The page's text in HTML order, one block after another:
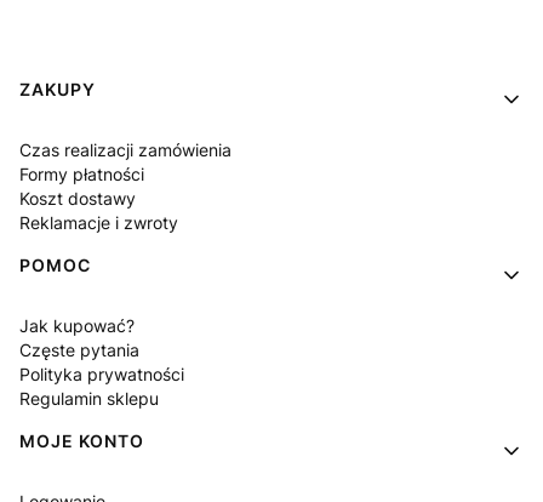
Linki w stopce
ZAKUPY
Czas realizacji zamówienia
Formy płatności
Koszt dostawy
Reklamacje i zwroty
POMOC
Jak kupować?
Częste pytania
Polityka prywatności
Regulamin sklepu
MOJE KONTO